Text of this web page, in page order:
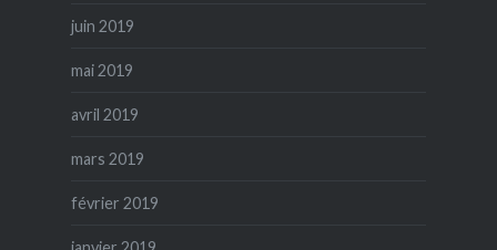
juin 2019
mai 2019
avril 2019
mars 2019
février 2019